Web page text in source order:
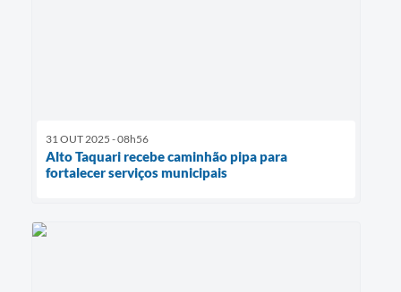
31 OUT 2025 - 08h56
Alto Taquari recebe caminhão pipa para
fortalecer serviços municipais